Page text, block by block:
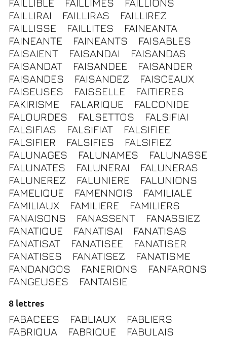
FAILLIBLE
FAILLIMES
FAILLIONS
FAILLIRAI
FAILLIRAS
FAILLIREZ
FAILLISSE
FAILLITES
FAINEANTA
FAINEANTE
FAINEANTS
FAISABLES
FAISAIENT
FAISANDAI
FAISANDAS
FAISANDAT
FAISANDEE
FAISANDER
FAISANDES
FAISANDEZ
FAISCEAUX
FAISEUSES
FAISSELLE
FAITIERES
FAKIRISME
FALARIQUE
FALCONIDE
FALOURDES
FALSETTOS
FALSIFIAI
FALSIFIAS
FALSIFIAT
FALSIFIEE
FALSIFIER
FALSIFIES
FALSIFIEZ
FALUNAGES
FALUNAMES
FALUNASSE
FALUNATES
FALUNERAI
FALUNERAS
FALUNEREZ
FALUNIERE
FALUNIONS
FAMELIQUE
FAMENNOIS
FAMILIALE
FAMILIAUX
FAMILIERE
FAMILIERS
FANAISONS
FANASSENT
FANASSIEZ
FANATIQUE
FANATISAI
FANATISAS
FANATISAT
FANATISEE
FANATISER
FANATISES
FANATISEZ
FANATISME
FANDANGOS
FANERIONS
FANFARONS
FANGEUSES
FANTAISIE
8 lettres
FABACEES FABLIAUX
FABLIERS
FABRIQUA
FABRIQUE FABULAIS